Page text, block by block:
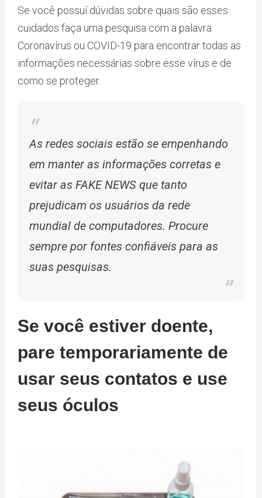
Se você possuí dúvidas sobre quais são esses
cuidados faça uma pesquisa com a palavra
Coronavírus ou COVID-19 para encontrar todas as
informações necessárias sobre esse vírus e de
como se proteger.
As redes sociais estão se empenhando
em manter as informações corretas e
evitar as FAKE NEWS que tanto
prejudicam os usuários da rede
mundial de computadores. Procure
sempre por fontes confiáveis para as
suas pesquisas.
Se você estiver doente,
pare temporariamente de
usar seus contatos e use
seus óculos